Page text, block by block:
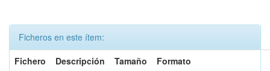
Ficheros en este ítem:
Fichero
Descripción Tamaño
Formato